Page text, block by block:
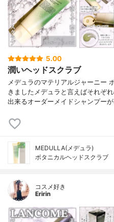
5.00
潤いヘッドスクラブ
メデュラのマテリアルジャーニー
きましたメデュラと言えばそれぞ
出来るオーダーメイドシャンプー
MEDULLA(メデュラ)
ボタニカルヘッドスクラブ
コスメ好き
Eririn